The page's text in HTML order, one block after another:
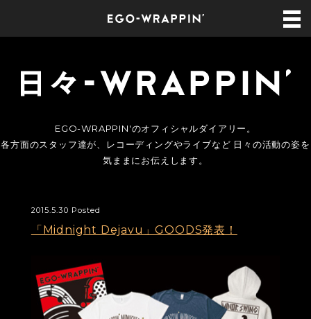
EGO-WRAPPIN'のオフィシャルダイアリー。
各方面のスタッフ達が、レコーディングやライブなど 日々の活動の姿を
気ままにお伝えします。
2015.5.30 Posted
「Midnight Dejavu」GOODS発表！